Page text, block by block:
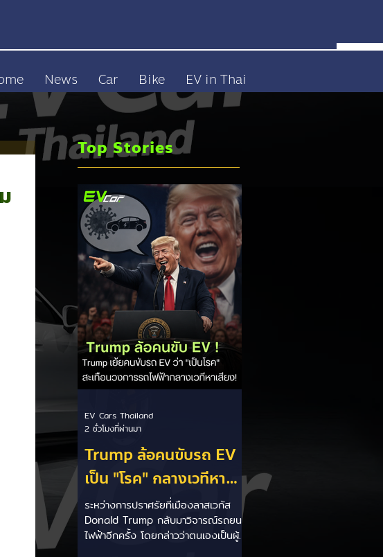
News Car Bike EV in Thai
Top Stories
Trump ล้อคนขับรถ EV
เป็น "โรค" กลางเวทีหา
เสียง! 🚘⚡
ระหว่างการปราศรัยที่เมืองลาสเวกัส
Donald Trump กลับมาวิจารณ์รถยนต์
ไฟฟ้าอีกครั้ง โดยกล่าวว่าตนเองเป็นผู้
EV Cars Thailand
2 ชั่วโมงที่ผ่านมา